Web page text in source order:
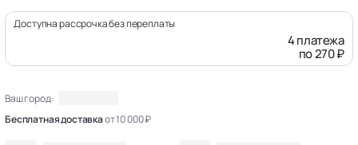
Доступна рассрочка без переплаты
4 платежа
по 270 ₽
Ваш город:
Бесплатная доставкаот 10 000 ₽